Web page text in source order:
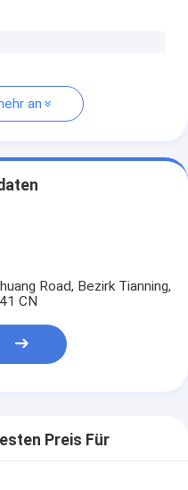
an
Road, Bezirk Tianning,
CN
Preis Für